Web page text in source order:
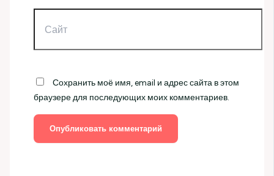
Сохранить моё имя, email и адрес сайта в этом
браузере для последующих моих комментариев.